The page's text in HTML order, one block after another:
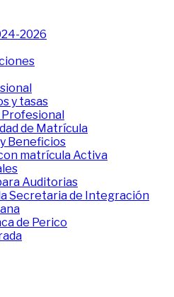
2026
y tasas
de Matrícula
Beneficios
matrícula Activa
Auditorias
Secretaria de Integración
de Perico